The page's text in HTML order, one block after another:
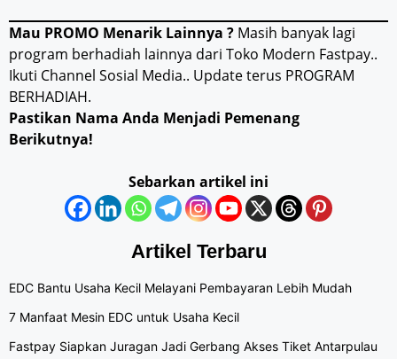
Mau PROMO Menarik Lainnya ? Masih banyak lagi
program berhadiah lainnya dari Toko Modern Fastpay..
Ikuti Channel Sosial Media.. Update terus PROGRAM
BERHADIAH.
Pastikan Nama Anda Menjadi Pemenang
Berikutnya!
Sebarkan artikel ini
Artikel Terbaru
EDC Bantu Usaha Kecil Melayani Pembayaran Lebih Mudah
7 Manfaat Mesin EDC untuk Usaha Kecil
Fastpay Siapkan Juragan Jadi Gerbang Akses Tiket Antarpulau